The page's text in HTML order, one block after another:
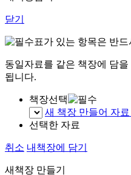
닫기
표가 있는 항목은 반
동일자료를 같은 책장에 담
됩니다.
책장선택
새 책장 만들어 자료
선택한 자료
취소 내책장에 담기
새책장 만들기